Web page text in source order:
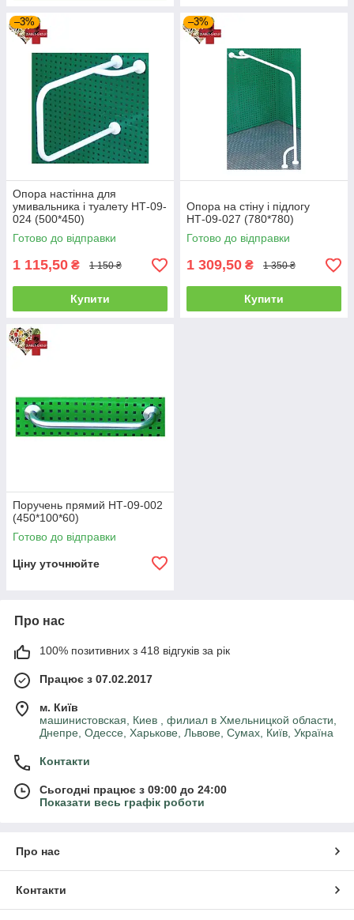
–3%
Опора настінна для
умивальника і туалету НТ-09-
024 (500*450)
Готово до відправки
1 115,50 ₴ 1 150 ₴
Купити
–3%
Опора на стіну і підлогу
НТ-09-027 (780*780)
Готово до відправки
1 309,50 ₴ 1 350 ₴
Купити
Поручень прямий НТ-09-002
(450*100*60)
Готово до відправки
Ціну уточнюйте
Про нас
100% позитивних з 418 відгуків за рік
Працює з 07.02.2017
м. Київ
машинистовская, Киев , филиал в Хмельницкой области,
Днепре, Одессе, Харькове, Львове, Сумах, Київ, Україна
Контакти
Сьогодні працює з 09:00 до 24:00
Показати весь графік роботи
Про нас
Контакти